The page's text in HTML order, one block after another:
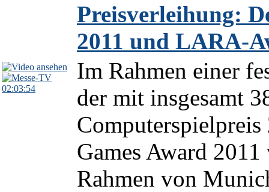
02:03:54
Preisverleihung:
2011 und LARA-
Im Rahmen einer
der mit insgesamt
Games Award
Rahmen von